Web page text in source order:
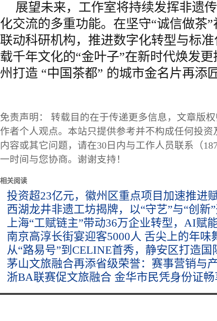
展望未来，工作室将持续发挥非遗
化交流的多重功能。在坚守“诚信做茶
联动科研机构，推进数字化转型与标
载千年文化的“金叶子”在新时代焕发
州打造 “中国茶都” 的城市金名片再添
免责声明： 转载目的在于传递更多信息，文章版
作者个人观点。本站只提供参考并不构成任何投
内容或其它问题，请在30日内与工作人员联系（
一时间与您协商。谢谢支持！
相关阅读
投资超23亿元，徽州区重点项目加速推进
西湖龙井非遗工坊揭牌，以“守艺”与“创新
上海“工赋链主”带动36万企业转型，AI赋
南京高淳长街宴迎客5000人 舌尖上的年味
从“路易号”到CELINE首秀，静安区打造国
茅山文旅融合再添省级荣誉：赛事营销与
浙BA联赛促文旅融合 金华市民凭身份证